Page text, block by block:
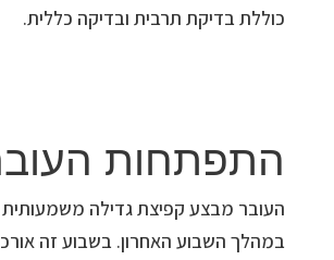
כוללת בדיקת תרבית ובדיקה כללית.
התפתחות
במהלך השבוע האחרון. בשבוע זה